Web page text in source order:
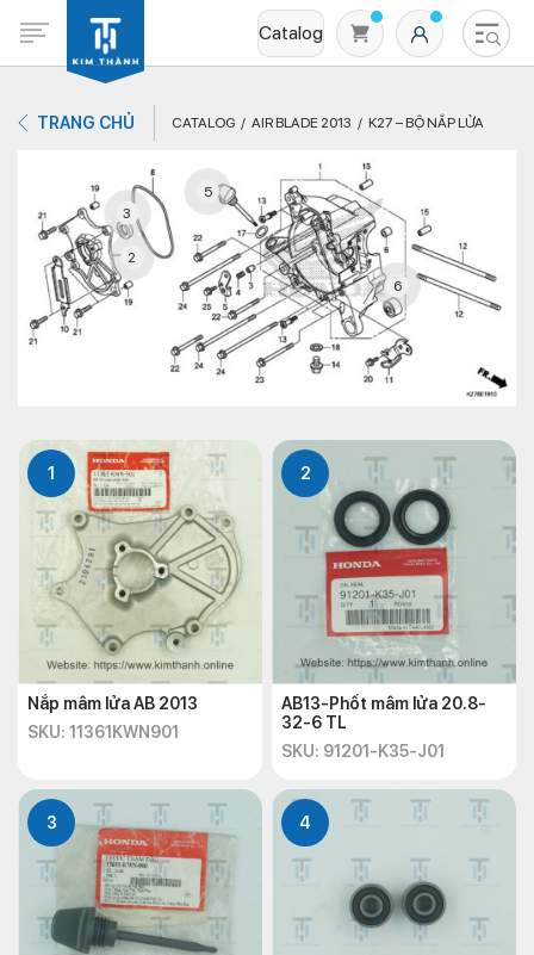
Catalog
Không có sản phẩm nào trong giỏ hàng
TRANG CHỦ CATALOG AIR BLADE 2013 K27 – BỘ NẮP LỬA
2
3
5
6
1
Nắp mâm lửa AB 2013
SKU: 11361KWN901
2
AB13-Phốt mâm lửa 20.8-
32-6 TL
SKU: 91201-K35-J01
3 4